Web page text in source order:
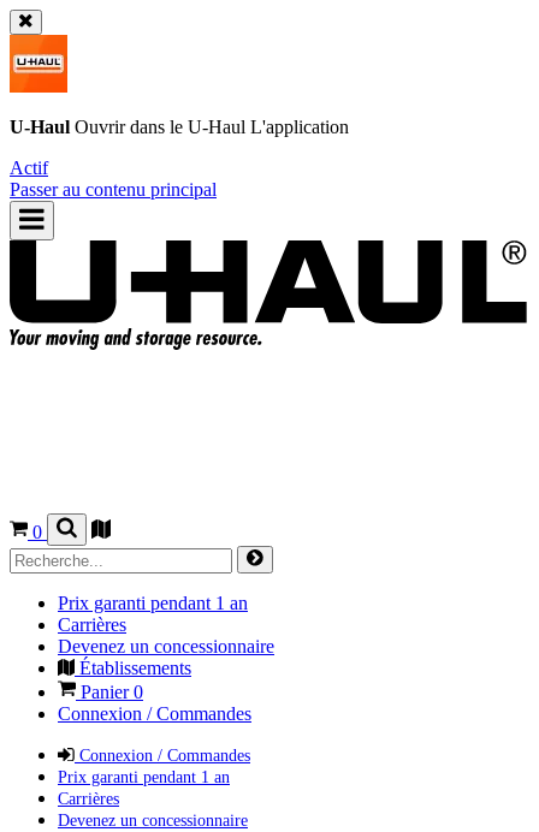
U-Haul Ouvrir dans le U-Haul L'application
Actif
Passer au contenu principal
0
Prix garanti pendant 1 an
Carrières
Devenez un concessionnaire
Établissements
Panier0
Connexion / Commandes
Connexion / Commandes
Prix garanti pendant 1 an
Carrières
Devenez un concessionnaire